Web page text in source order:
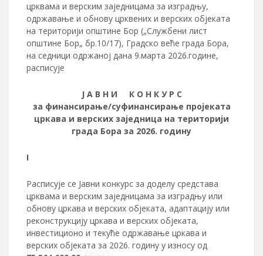
црквама и верским заједницама за изградњу,
одржавање и обнову црквених и верских објеката
на територији општине Бор („Службени лист
општине Бор„ бр.10/17), Градско веће града Бора,
на седници одржаној дана 9.марта 2026.године,
расписује
Ј А В Н И К О Н К У Р С
за финансирање/суфинансирање пројеката
цркава и верских заједница на територији
града Бора за 2026. годину
I
Расписује се Јавни конкурс за доделу средстава
црквама и верским заједницама за изградњу или
обнову цркава и верских објеката, адаптацију или
реконструкцију цркава и верских објеката,
инвестиционо и текуће одржавање цркава и
верских објеката за 2026. годину у износу од